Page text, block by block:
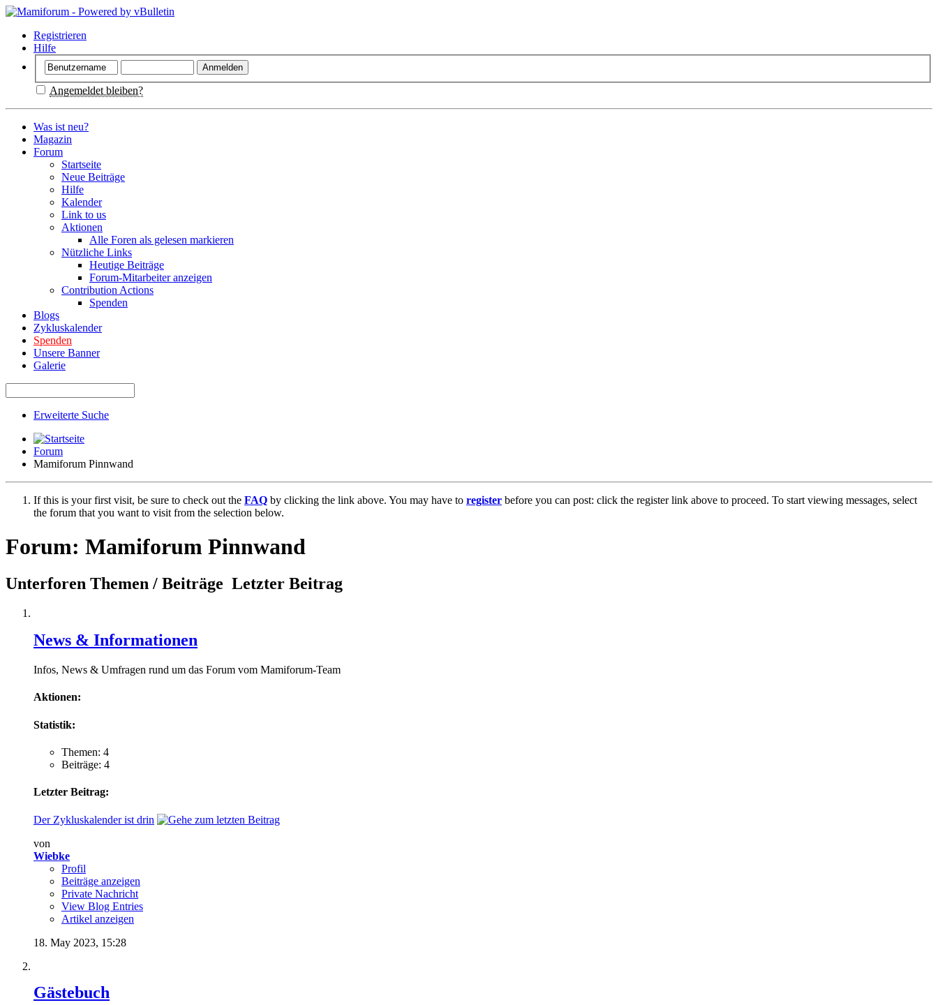
Registrieren
Hilfe
Angemeldet bleiben?
Was ist neu?
Magazin
Forum
Startseite
Neue Beiträge
Hilfe
Kalender
Link to us
Aktionen
Alle Foren als gelesen markieren
Nützliche Links
Heutige Beiträge
Forum-Mitarbeiter anzeigen
Contribution Actions
Spenden
Blogs
Zykluskalender
Spenden
Unsere Banner
Galerie
Erweiterte Suche
Forum
Mamiforum Pinnwand
If this is your first visit, be sure to check out the FAQ by clicking the link above. You may have to register before you can post: click the register link above to proceed. To start viewing messages, select
the forum that you want to visit from the selection below.
Forum: Mamiforum Pinnwand
Unterforen Themen / Beiträge Letzter Beitrag
News & Informationen
Infos, News & Umfragen rund um das Forum vom Mamiforum-Team
Aktionen:
Statistik:
Themen: 4
Beiträge: 4
Letzter Beitrag:
Der Zykluskalender ist drin
von
Wiebke
Profil
Beiträge anzeigen
Private Nachricht
View Blog Entries
Artikel anzeigen
18. May 2023, 15:28
Gästebuch